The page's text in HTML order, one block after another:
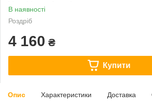
В наявності
Роздріб
4 160 ₴
Купити
Опис Характеристики Доставка